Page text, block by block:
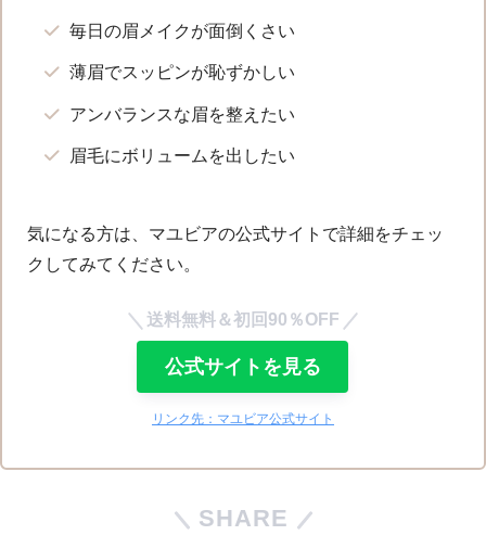
毎日の眉メイクが面倒くさい
薄眉でスッピンが恥ずかしい
アンバランスな眉を整えたい
眉毛にボリュームを出したい
気になる方は、マユビアの公式サイトで詳細をチェッ
クしてみてください。
送料無料＆初回90％OFF
公式サイトを見る
リンク先：マユビア公式サイト
SHARE